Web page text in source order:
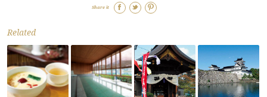
Share it
Related